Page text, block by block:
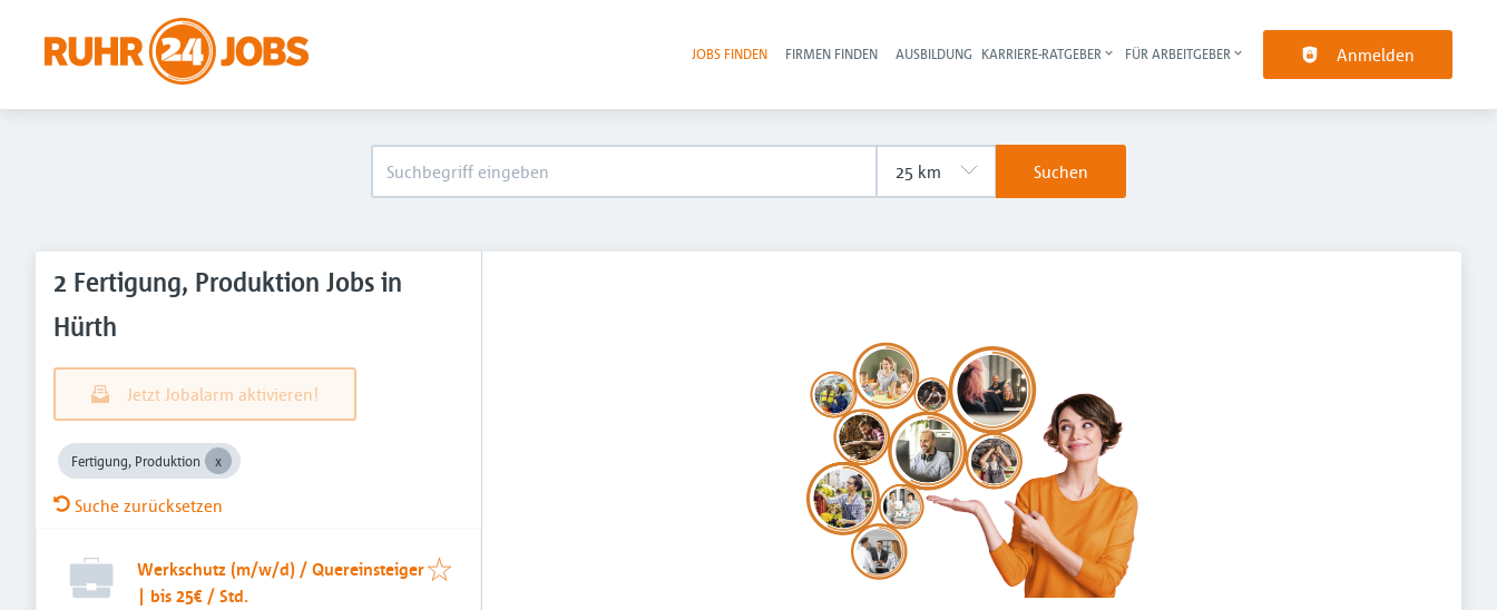
Haupt-Navigation
JOBS FINDEN FIRMEN FINDEN AUSBILDUNG KARRIERE-RATGEBER FÜR ARBEITGEBER Anmelden
Suchen
2 Fertigung, Produktion Jobs in
Hürth
Jetzt Jobalarm aktivieren!
Fertigung, Produktion
Suche zurücksetzen
Werkschutz (m/w/d) / Quereinsteiger
| bis 25€ / Std.